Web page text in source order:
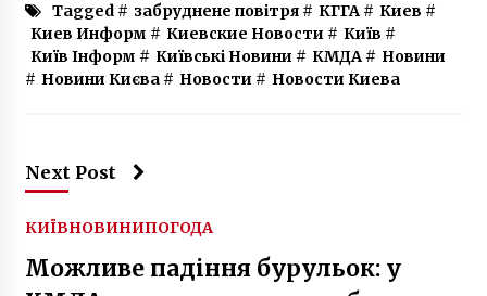
Tagged # забруднене повітря# КГГА# Киев #
Киев Информ # Киевские Новости # Київ #
Київ Інформ # Київські Новини # КМДА# Новини
# Новини Києва# Новости # Новости Киева
Next Post
КИЇВНОВИНИПОГОДА
Можливе падіння бурульок: у